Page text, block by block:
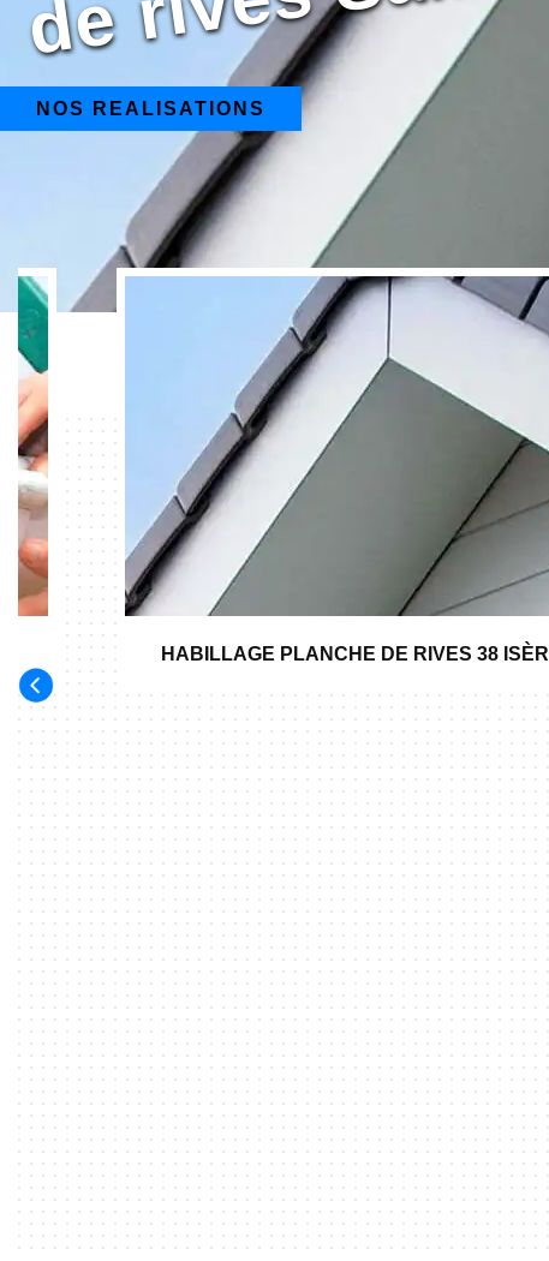
NOS REALISATIONS
HABILLAGE PLANCHE DE RIVES 38